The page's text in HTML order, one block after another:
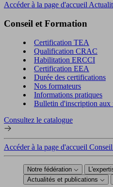
Accéder à la page d'accueil
Conseil et Formation
Certification TEA
Qualification CRAC
Habilitation ERCCI
Certification EEA
Durée des certifications
Nos formateurs
Informations pratiques
Bulletin d'inscription aux
Consultez le catalogue
Accéder à la page d'accueil
Notre fédération
Actualités et publications